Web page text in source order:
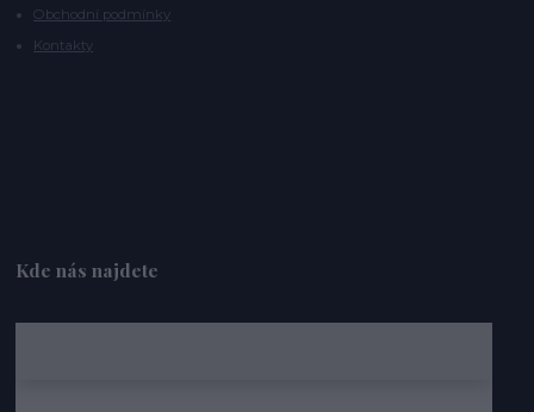
Obchodní podmínky
Kontakty
Kde nás najdete